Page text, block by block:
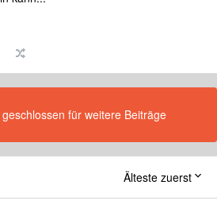
für weitere Beiträge
Älteste zuerst